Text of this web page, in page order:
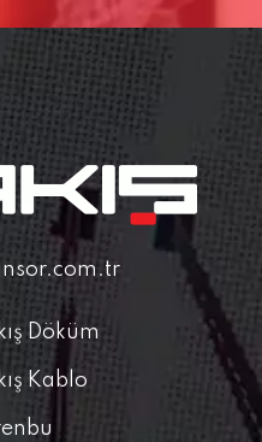
Döküm
Kablo